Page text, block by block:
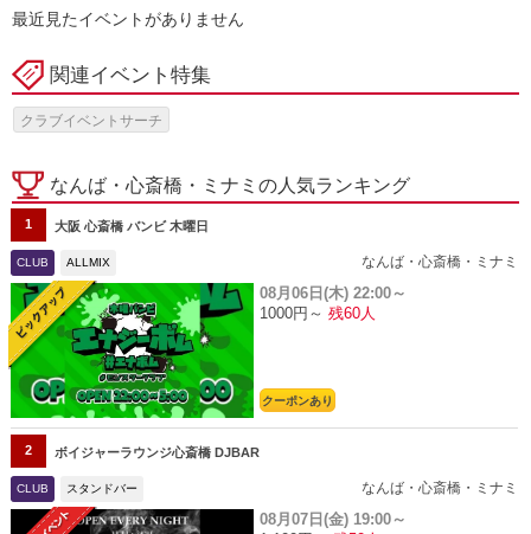
最近見たイベントがありません
関連イベント特集
クラブイベントサーチ
なんば・心斎橋・ミナミの人気ランキング
1 大阪 心斎橋 バンビ 木曜日
CLUB ALLMIX なんば・心斎橋・ミナミ
08月06日(木) 22:00～
1000円～ 残60人
クーポンあり
2 ボイジャーラウンジ心斎橋 DJBAR
CLUB スタンドバー なんば・心斎橋・ミナミ
08月07日(金) 19:00～